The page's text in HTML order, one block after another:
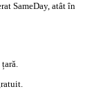
SameDay, atât în